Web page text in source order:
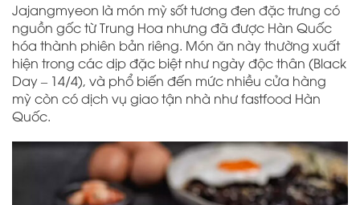
Jajangmyeon là món mỳ sốt tương đen đặc trưng có
nguồn gốc từ Trung Hoa nhưng đã được Hàn Quốc
hóa thành phiên bản riêng. Món ăn này thường xuất
hiện trong các dịp đặc biệt như ngày độc thân (Black
Day – 14/4), và phổ biến đến mức nhiều cửa hàng
mỳ còn có dịch vụ giao tận nhà như fastfood Hàn
Quốc.